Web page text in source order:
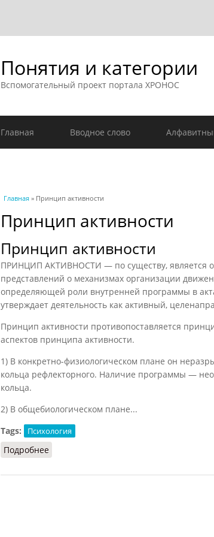
Понятия и категории
Вспомогательный проект портала ХРОНОС
Главная Вводное слово
Вы здесь
Главная » Принцип активности
Принцип активности
Принцип активности
ПРИНЦИП АКТИВНОСТИ — по существу, является
представлений о механизмах организации
определяющей роли внутренней программы в
утверждает деятельность как активный,
Принцип активности противопоставляется
аспектов принципа активности.
1) В конкретно-физиологическом плане он
кольца рефлекторного. Наличие программы —
кольца.
2) В общебиологическом плане...
Tags:
Психология
Подробнее